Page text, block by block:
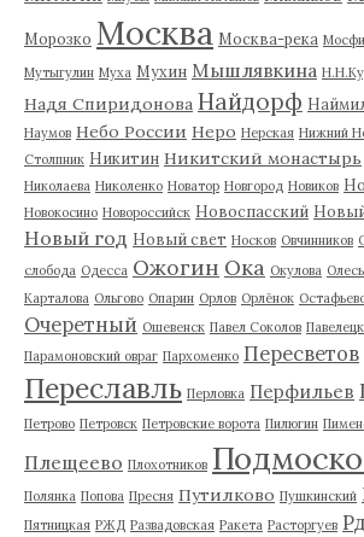
Морозко Москва Москва-река
Мутыгулин Муха Мухин Мышлявкина
Надя Спиридонова Найдорф
Наумов Небо России Неро Нерская Нижний
Столпник Никитин Никитский монастырь
Николаева Николенко Новатор Новгород Новиков
Новокосино Новороссийск Новоспасский
Новый год Новый свет Носков Овчинников
слобода Одесса Ожогин Ока Окулова
Карталова Ольгово Опарин Орлов Орлёнок
Очеретный Ошевенск Павел Соколов
Парамоновский овраг Пархоменко Пересветов
Переславль Перловка Перфильев
Петрово Петровск Петровские ворота Пилюгин
Плещеево Плохотников
Полянка Попова Пресня Путилково Пушкинский
Пятницкая РЖД Развадовская Ракета Расторгуев